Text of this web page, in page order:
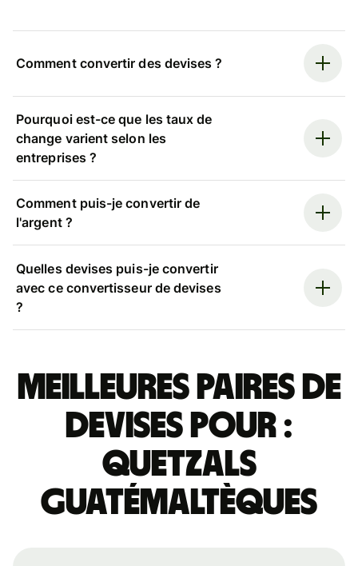
Comment convertir des devises ?
Pourquoi est-ce que les taux de
change varient selon les
entreprises ?
Comment puis-je convertir de
l'argent ?
Quelles devises puis-je convertir
avec ce convertisseur de devises
?
Meilleures paires de
devises pour :
quetzals
guatémaltèques